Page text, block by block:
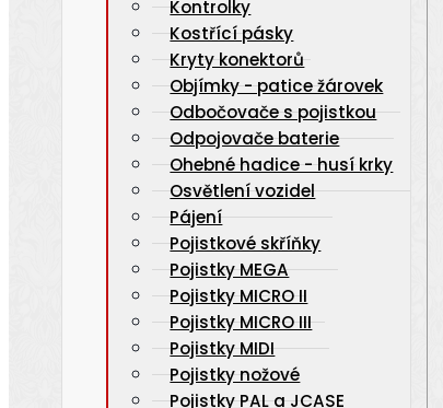
Kontrolky
Kostřící pásky
Kryty konektorů
Objímky - patice žárovek
Odbočovače s pojistkou
Odpojovače baterie
Ohebné hadice - husí krky
Osvětlení vozidel
Pájení
Pojistkové skříňky
Pojistky MEGA
Pojistky MICRO II
Pojistky MICRO III
Pojistky MIDI
Pojistky nožové
Pojistky PAL a JCASE